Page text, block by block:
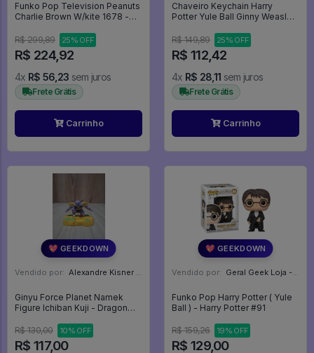
Funko Pop Television Peanuts
Charlie Brown W/kite 1678 -
R$ 299,89
25% OFF
R$ 224,92
4x R$ 56,23 sem juros
Frete Grátis
Carrinho
Chaveiro Keychain Harry
Potter Yule Ball Ginny Weasley
R$ 149,89
25% OFF
R$ 112,42
4x R$ 28,11 sem juros
Frete Grátis
Carrinho
💖 GEEKDOWN
Vendido por: Alexandre Kisner - PR
Ginyu Force Planet Namek
Figure Ichiban Kuji - Dragon
R$ 130,00
10% OFF
R$ 117,00
💖 GEEKDOWN
Vendido por: Geral Geek Loja - SP
Funko Pop Harry Potter ( Yule
Ball ) - Harry Potter #91
R$ 159,26 19% OFF
R$ 129,00